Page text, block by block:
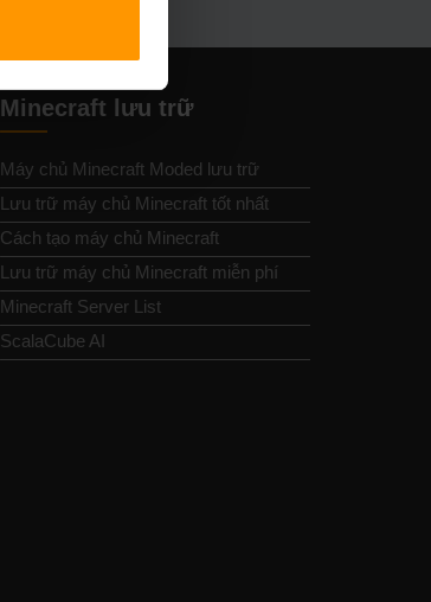
Minecraft lưu trữ
Máy chủ Minecraft Moded lưu trữ
Lưu trữ máy chủ Minecraft tốt nhất
Cách tạo máy chủ Minecraft
Lưu trữ máy chủ Minecraft miễn phí
Minecraft Server List
ScalaCube AI